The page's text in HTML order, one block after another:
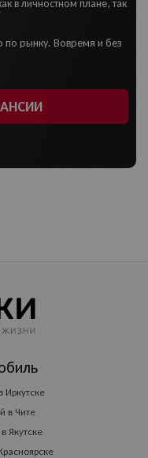
в личностном плане, так
по рынку. Вовремя и без
Иркутске
в Чите
Якутске